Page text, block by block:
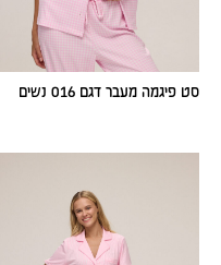
סט פיגמה מעבר דגם 016 נשים